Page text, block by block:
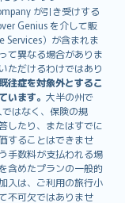
が引き受けする
Genius を介して販
Services）が含まれま
て異なる場合がありま
ただけるわけではあり
往症を対象外とするこ
います。 大半の州で
はなく、保険の規
したり、またはすでに
することはできませ
手数料が支払われる場
含めたプランの一般的
入は、ご利用の旅行小
不可欠ではありませ